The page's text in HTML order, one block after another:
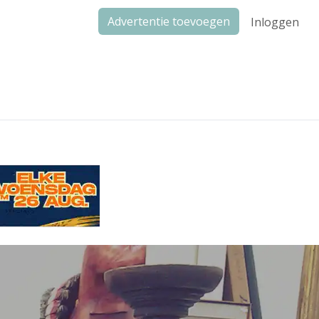
Advertentie toevoegen Inloggen